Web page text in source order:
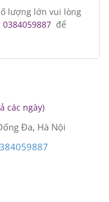
lượng lớn vui lòng
0384059887 để
các ngày)
Đa, Hà Nội